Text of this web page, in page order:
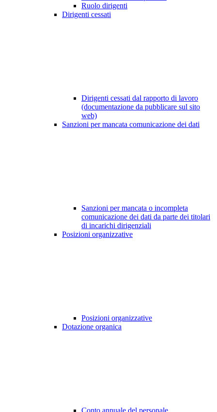
Ruolo dirigenti
Dirigenti cessati
Dirigenti cessati dal rapporto di lavoro
(documentazione da pubblicare sul sito
web)
Sanzioni per mancata comunicazione dei dati
Sanzioni per mancata o incompleta
comunicazione dei dati da parte dei titolari
di incarichi dirigenziali
Posizioni organizzative
Posizioni organizzative
Dotazione organica